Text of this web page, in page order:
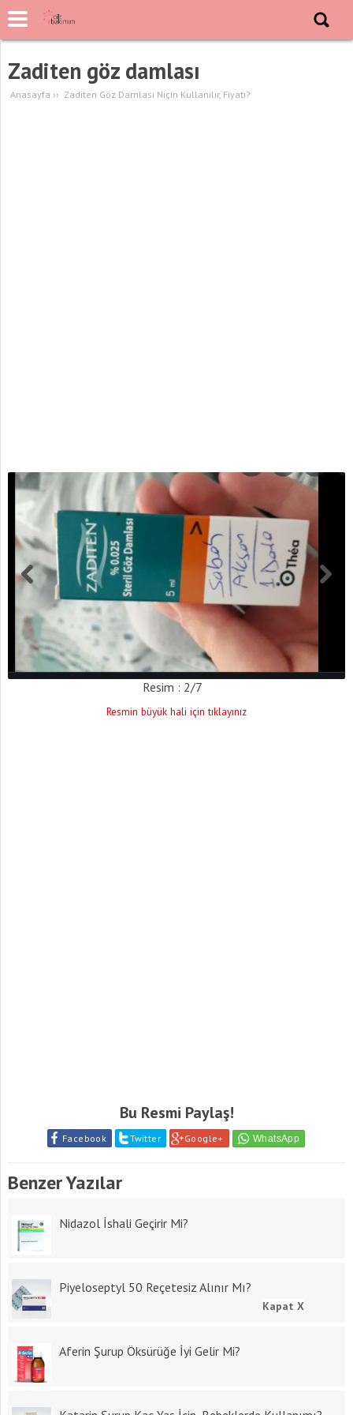
Zaditen göz damlası
Anasayfa ›› Zaditen Göz Damlası Niçin Kullanılır, Fiyatı?
Resim : 2/7
Resmin büyük hali için tıklayınız
Bu Resmi Paylaş!
Facebook Twitter Google+
Benzer Yazılar
Nidazol İshali Geçirir Mi?
Piyeloseptyl 50 Reçetesiz Alınır Mı?
Aferin Şurup Öksürüğe İyi Gelir Mi?
Kapat X